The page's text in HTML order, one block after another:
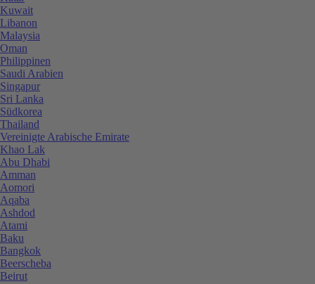
Kuwait
Libanon
Malaysia
Oman
Philippinen
Saudi Arabien
Singapur
Sri Lanka
Südkorea
Thailand
Vereinigte Arabische Emirate
Khao Lak
Abu Dhabi
Amman
Aomori
Aqaba
Ashdod
Atami
Baku
Bangkok
Beerscheba
Beirut